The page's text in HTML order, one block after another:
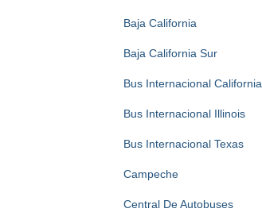
Baja California
Baja California Sur
Bus Internacional California
Bus Internacional Illinois
Bus Internacional Texas
Campeche
Central De Autobuses